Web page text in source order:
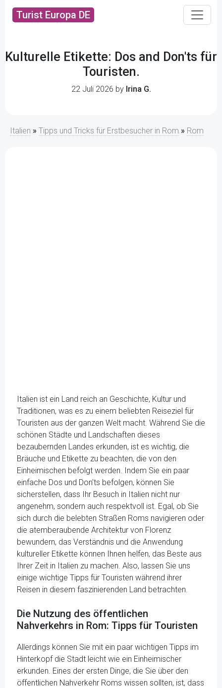
Turist Europa DE
Kulturelle Etikette: Dos and Don'ts für
Touristen.
22 Juli 2026 by Irina G.
Italien » Tipps und Tricks für Erstbesucher in Rom » Rom
Italien ist ein Land reich an Geschichte, Kultur und
Traditionen, was es zu einem beliebten Reiseziel für
Touristen aus der ganzen Welt macht. Während Sie die
schönen Städte und Landschaften dieses
bezaubernden Landes erkunden, ist es wichtig, die
Bräuche und Etikette zu beachten, die von den
Einheimischen befolgt werden. Indem Sie ein paar
einfache Dos und Don'ts befolgen, können Sie
sicherstellen, dass Ihr Besuch in Italien nicht nur
angenehm, sondern auch respektvoll ist. Egal, ob Sie
sich durch die belebten Straßen Roms navigieren oder
die atemberaubende Architektur von Florenz
bewundern, das Verständnis und die Anwendung
kultureller Etikette können Ihnen helfen, das Beste aus
Ihrer Zeit in Italien zu machen. Also, lassen Sie uns
einige wichtige Tipps für Touristen während ihrer
Reisen in diesem faszinierenden Land betrachten.
Die Nutzung des öffentlichen
Nahverkehrs in Rom: Tipps für Touristen
Allerdings können Sie mit ein paar wichtigen Tipps im
Hinterkopf die Stadt leicht wie ein Einheimischer
erkunden. Eines der ersten Dinge, die Sie über den
öffentlichen Nahverkehr Roms wissen sollten, ist, dass